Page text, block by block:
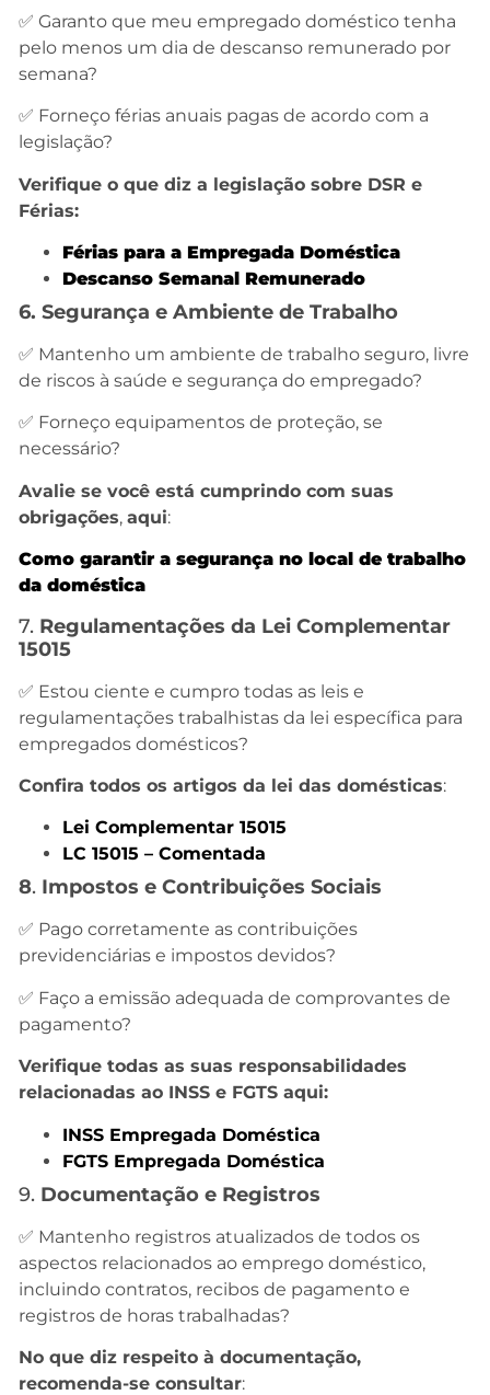
✅ Garanto que meu empregado doméstico tenha
pelo menos um dia de descanso remunerado por
semana?
✅ Forneço férias anuais pagas de acordo com a
legislação?
Verifique o que diz a legislação sobre DSR e
Férias:
Férias para a Empregada Doméstica
Descanso Semanal Remunerado
6. Segurança e Ambiente de Trabalho
✅ Mantenho um ambiente de trabalho seguro, livre
de riscos à saúde e segurança do empregado?
✅ Forneço equipamentos de proteção, se
necessário?
Avalie se você está cumprindo com suas
obrigações, aqui:
Como garantir a segurança no local de trabalho
da doméstica
7. Regulamentações da Lei Complementar
15015
✅ Estou ciente e cumpro todas as leis e
regulamentações trabalhistas da lei específica para
empregados domésticos?
Confira todos os artigos da lei das domésticas:
Lei Complementar 15015
LC 15015 – Comentada
8. Impostos e Contribuições Sociais
✅ Pago corretamente as contribuições
previdenciárias e impostos devidos?
✅ Faço a emissão adequada de comprovantes de
pagamento?
Verifique todas as suas responsabilidades
relacionadas ao INSS e FGTS aqui:
INSS Empregada Doméstica
FGTS Empregada Doméstica
9. Documentação e Registros
✅ Mantenho registros atualizados de todos os
aspectos relacionados ao emprego doméstico,
incluindo contratos, recibos de pagamento e
registros de horas trabalhadas?
No que diz respeito à documentação,
recomenda-se consultar: